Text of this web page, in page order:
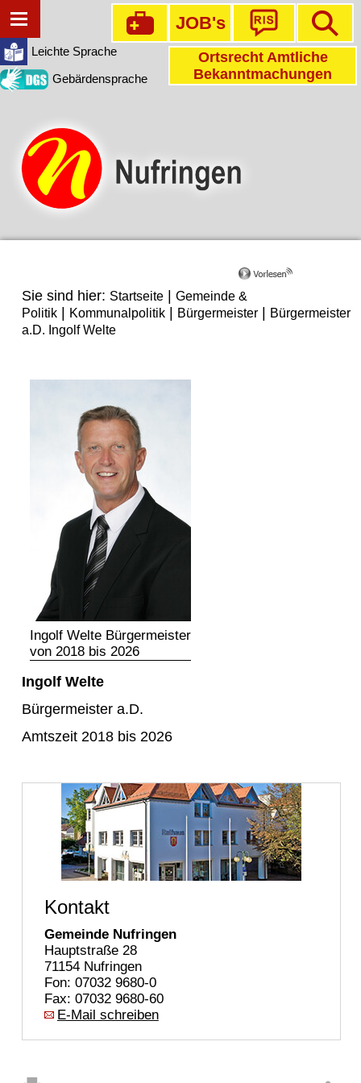
Leichte Sprache
Gebärdensprache
JOB's
Ortsrecht Amtliche
Bekanntmachungen
Sie sind hier: Startseite| Gemeinde &
Politik| Kommunalpolitik| Bürgermeister|
Bürgermeister
a.D. Ingolf Welte
Ingolf Welte Bürgermeister
von 2018 bis 2026
Ingolf Welte
Bürgermeister a.D.
Amtszeit 2018 bis 2026
Kontakt
Gemeinde Nufringen
Hauptstraße 28
71154 Nufringen
Fon: 07032 9680-0
Fax: 07032 9680-60
E-Mail schreiben